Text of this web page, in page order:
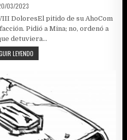
03/2023
DoloresEl pitido de su AhoCom
Pidió a Mina; no, ordenó a
detuviera…
LEYENDO
(8)